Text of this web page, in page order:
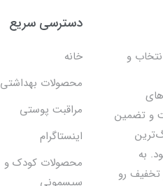
و
و تضمین
به
رو
دسترسی سریع
خانه
محصولات بهداشتي
مراقبت پوستی
اینستاگرام
محصولات کودک و